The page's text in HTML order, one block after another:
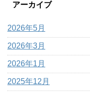
アーカイブ
2026年5月
2026年3月
2026年1月
2025年12月